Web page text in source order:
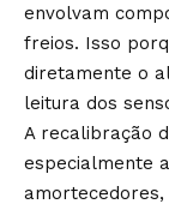
envolvam
freios. Isso
diretamente o
leitura dos
A recalibração
especialmente
amortecedores,